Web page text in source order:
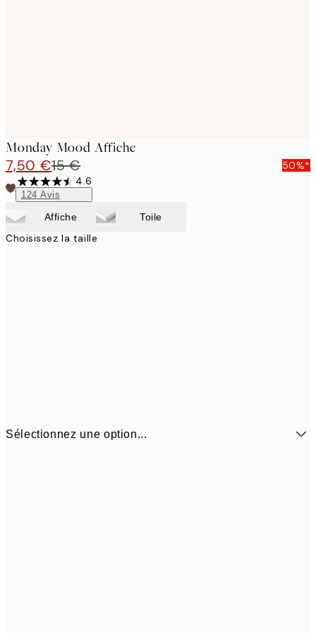
Monday Mood Affiche
7,50 €15 €
50%*
4.6
124 Avis
Affiche Toile
Choisissez la taille
Sélectionnez une option...